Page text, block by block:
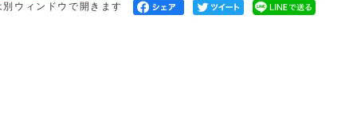
ウィンドウで開きます